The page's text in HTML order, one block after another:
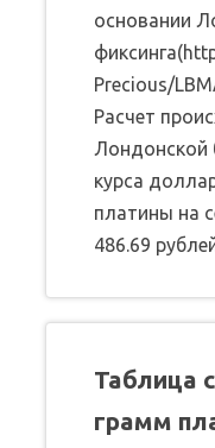
основании
Precious/
Расчет
Лондонской
курса
платины на
486.69
Таблица
грамм